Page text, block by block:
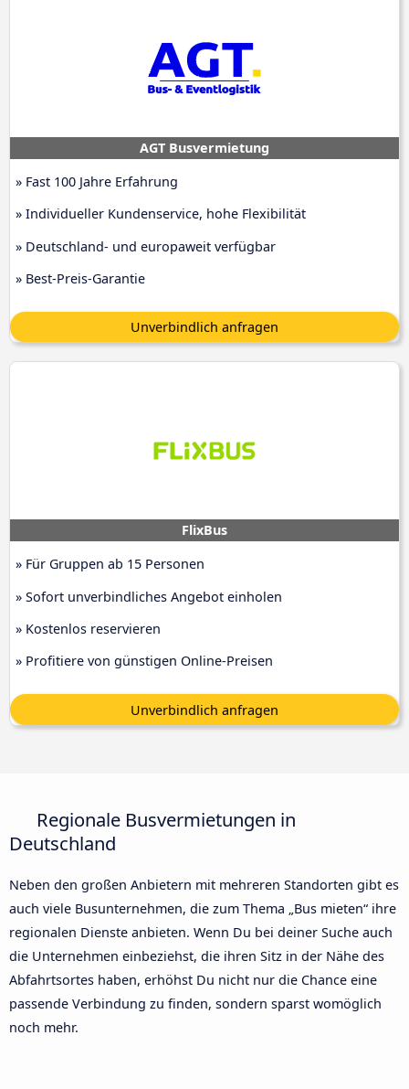
AGT Busvermietung
» Fast 100 Jahre Erfahrung
» Individueller Kundenservice, hohe Flexibilität
» Deutschland- und europaweit verfügbar
» Best-Preis-Garantie
Unverbindlich anfragen
FlixBus
» Für Gruppen ab 15 Personen
» Sofort unverbindliches Angebot einholen
» Kostenlos reservieren
» Profitiere von günstigen Online-Preisen
Unverbindlich anfragen
Regionale Busvermietungen in
Deutschland
Neben den großen Anbietern mit mehreren Standorten gibt es
auch viele Busunternehmen, die zum Thema „Bus mieten“ ihre
regionalen Dienste anbieten. Wenn Du bei deiner Suche auch
die Unternehmen einbeziehst, die ihren Sitz in der Nähe des
Abfahrtsortes haben, erhöhst Du nicht nur die Chance eine
passende Verbindung zu finden, sondern sparst womöglich
noch mehr.